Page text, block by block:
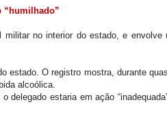
“humilhado”
no interior do estado, e
estado. O registro mostra, durante
alcoólica.
delegado estaria em ação